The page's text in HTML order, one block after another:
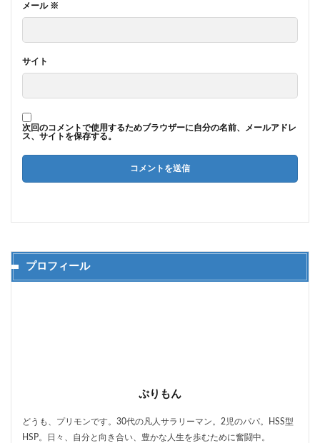
メール ※
サイト
次回のコメントで使用するためブラウザーに自分の名前、メールアドレ
ス、サイトを保存する。
プロフィール
ぷりもん
どうも、プリモンです。30代の凡人サラリーマン。2児のパパ。HSS型
HSP。日々、自分と向き合い、豊かな人生を歩むために奮闘中。